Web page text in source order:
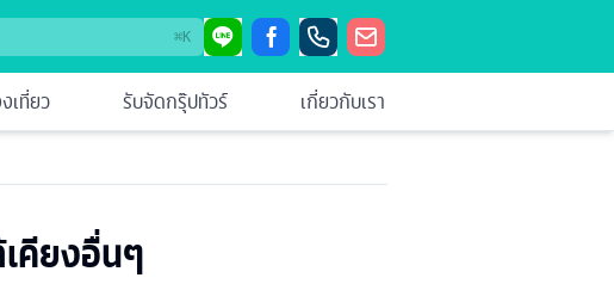
⌘K
เที่ยว รับจัดกรุ๊ปทัวร์ เกี่ยวกับเรา
คียงอื่นๆ